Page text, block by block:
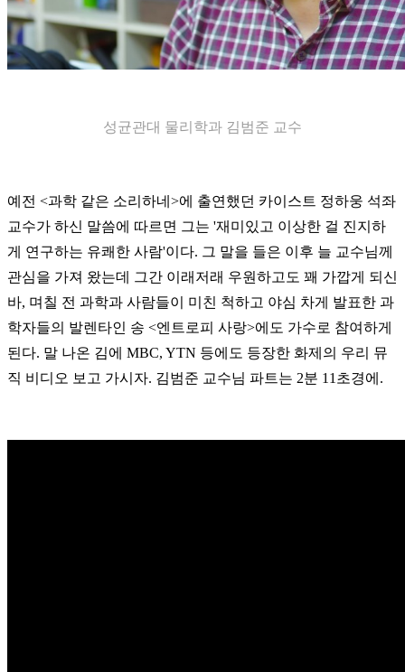
성균관대 물리학과 김범준 교수
예전 <과학 같은 소리하네>에 출연했던 카이스트 정하웅 석좌
교수가 하신 말씀에 따르면 그는 '재미있고 이상한 걸 진지하
게 연구하는 유쾌한 사람'이다. 그 말을 들은 이후 늘 교수님께
관심을 가져 왔는데 그간 이래저래 우원하고도 꽤 가깝게 되신
바, 며칠 전 과학과 사람들이 미친 척하고 야심 차게 발표한 과
학자들의 발렌타인 송 <엔트로피 사랑>에도 가수로 참여하게
된다. 말 나온 김에 MBC, YTN 등에도 등장한 화제의 우리 뮤
직 비디오 보고 가시자. 김범준 교수님 파트는 2분 11초경에.